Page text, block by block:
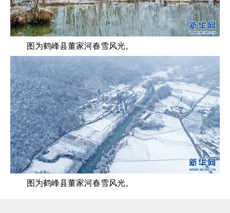
图为鹤峰县董家河春雪风光。
图为鹤峰县董家河春雪风光。